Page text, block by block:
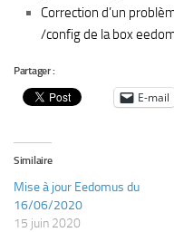
Correction d’un
/config de la box
Partager :
E-mail
Similaire
Mise à jour Eedomus du
16/06/2020
15 juin 2020